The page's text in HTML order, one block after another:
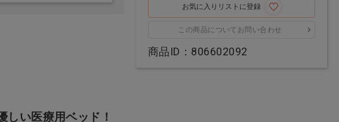
お気に入りリストに登録
この商品についてお問い合わせ
商品ID：806602092
い医療用ベッド！